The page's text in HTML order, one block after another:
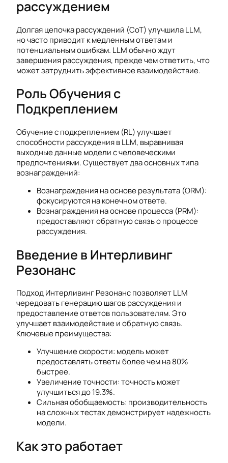
рассуждением
Долгая цепочка рассуждений (CoT) улучшила LLM,
но часто приводит к медленным ответам и
потенциальным ошибкам. LLM обычно ждут
завершения рассуждения, прежде чем ответить, что
может затруднить эффективное взаимодействие.
Роль Обучения с
Подкреплением
Обучение с подкреплением (RL) улучшает
способности рассуждения в LLM, выравнивая
выходные данные модели с человеческими
предпочтениями. Существует два основных типа
вознаграждений:
Вознаграждения на основе результата (ORM):
фокусируются на конечном ответе.
Вознаграждения на основе процесса (PRM):
предоставляют обратную связь о процессе
рассуждения.
Введение в Интерливинг
Резонанс
Подход Интерливинг Резонанс позволяет LLM
чередовать генерацию шагов рассуждения и
предоставление ответов пользователям. Это
улучшает взаимодействие и обратную связь.
Ключевые преимущества:
Улучшение скорости: модель может
предоставлять ответы более чем на 80%
быстрее.
Увеличение точности: точность может
улучшиться до 19.3%.
Сильная обобщаемость: производительность
на сложных тестах демонстрирует надежность
модели.
Как это работает